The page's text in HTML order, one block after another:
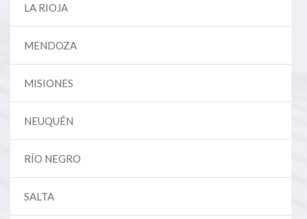
LA RIOJA
MENDOZA
MISIONES
NEUQUÉN
RÍO NEGRO
SALTA